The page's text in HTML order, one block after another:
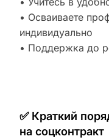
• Осваиваете
индивидуально
• Поддержка до
✅ Краткий
на соцконтракт